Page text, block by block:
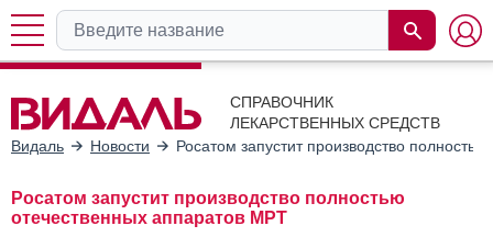
СПРАВОЧНИК
ЛЕКАРСТВЕННЫХ СРЕДСТВ
Видаль
Новости Росатом запустит производство
Росатом запустит производство полностью
отечественных аппаратов МРТ